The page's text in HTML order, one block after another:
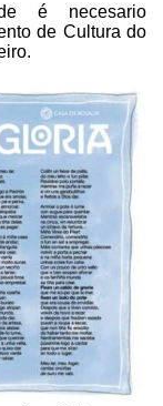
é necesario
de Cultura do